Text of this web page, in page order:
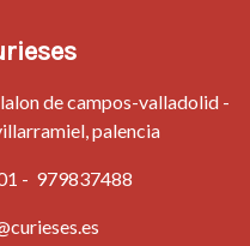
de campos-valladolid -
palencia
- 979837488